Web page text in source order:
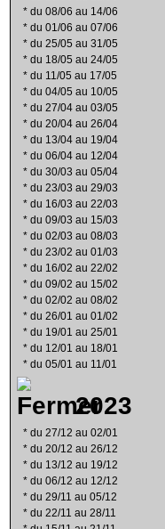
* du 08/06 au 14/06
* du 01/06 au 07/06
* du 25/05 au 31/05
* du 18/05 au 24/05
* du 11/05 au 17/05
* du 04/05 au 10/05
* du 27/04 au 03/05
* du 20/04 au 26/04
* du 13/04 au 19/04
* du 06/04 au 12/04
* du 30/03 au 05/04
* du 23/03 au 29/03
* du 16/03 au 22/03
* du 09/03 au 15/03
* du 02/03 au 08/03
* du 23/02 au 01/03
* du 16/02 au 22/02
* du 09/02 au 15/02
* du 02/02 au 08/02
* du 26/01 au 01/02
* du 19/01 au 25/01
* du 12/01 au 18/01
* du 05/01 au 11/01
2023
* du 27/12 au 02/01
* du 20/12 au 26/12
* du 13/12 au 19/12
* du 06/12 au 12/12
* du 29/11 au 05/12
* du 22/11 au 28/11